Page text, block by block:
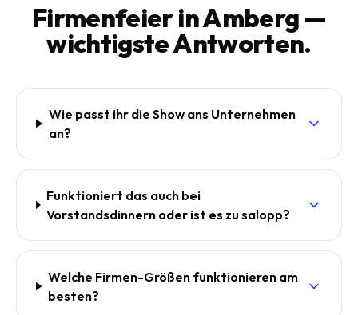
Firmenfeier in Amberg —
wichtigste Antworten.
Wie passt ihr die Show ans Unternehmen
an?
Funktioniert das auch bei
Vorstandsdinnern oder ist es zu salopp?
Welche Firmen-Größen funktionieren am
besten?